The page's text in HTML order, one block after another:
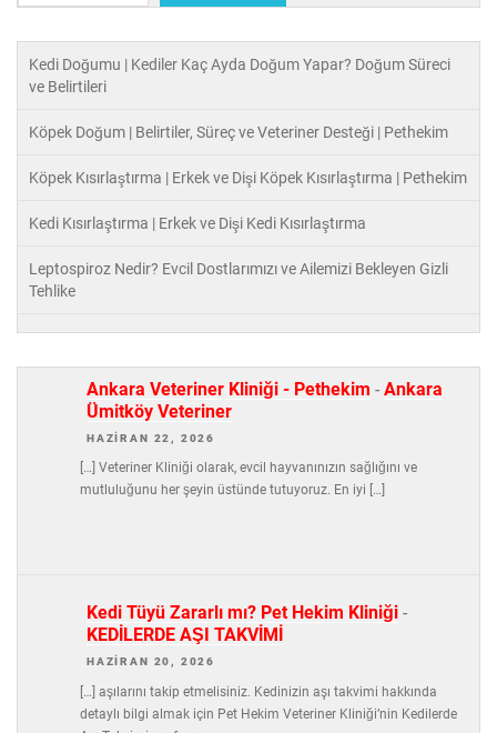
Kedi Doğumu | Kediler Kaç Ayda Doğum Yapar? Doğum Süreci
ve Belirtileri
Köpek Doğum | Belirtiler, Süreç ve Veteriner Desteği | Pethekim
Köpek Kısırlaştırma | Erkek ve Dişi Köpek Kısırlaştırma | Pethekim
Kedi Kısırlaştırma | Erkek ve Dişi Kedi Kısırlaştırma
Leptospiroz Nedir? Evcil Dostlarımızı ve Ailemizi Bekleyen Gizli
Tehlike
Ankara Veteriner Kliniği - Pethekim - Ankara
Ümitköy Veteriner
HAZIRAN 22, 2026
[…] Veteriner Kliniği olarak, evcil hayvanınızın sağlığını ve
mutluluğunu her şeyin üstünde tutuyoruz. En iyi […]
Kedi Tüyü Zararlı mı? Pet Hekim Kliniği -
KEDİLERDE AŞI TAKVİMİ
HAZIRAN 20, 2026
[…] aşılarını takip etmelisiniz. Kedinizin aşı takvimi hakkında
detaylı bilgi almak için Pet Hekim Veteriner Kliniği’nin Kedilerde